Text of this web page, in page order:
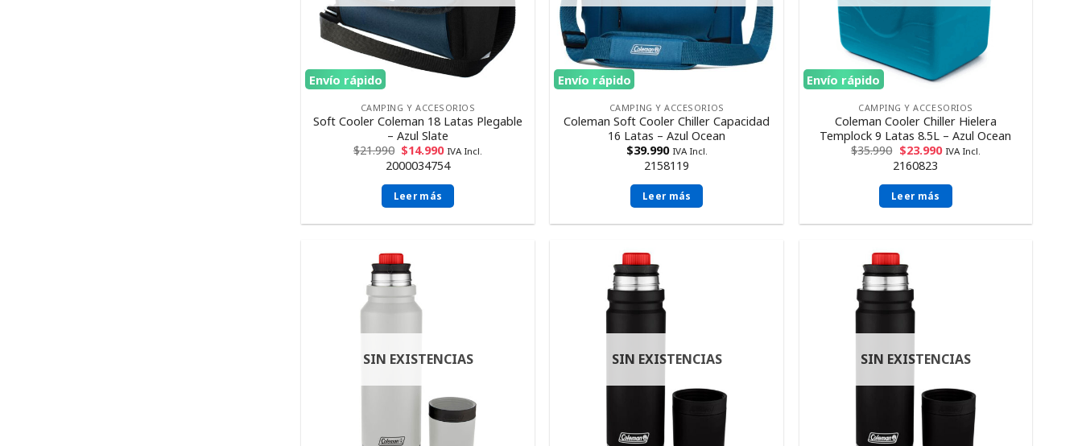
Envío rápido
CAMPING Y ACCESORIOS
Soft Cooler Coleman 18 Latas Plegable
– Azul Slate
$21.990 $14.990 IVA Incl.
2000034754
Leer más
Envío rápido
CAMPING Y ACCESORIOS
Coleman Soft Cooler Chiller Capacidad
16 Latas – Azul Ocean
$39.990 IVA Incl.
2158119
Leer más
Envío rápido
CAMPING Y ACCESORIOS
Coleman Cooler Chiller Hielera
Templock 9 Latas 8.5L – Azul Ocean
$35.990 $23.990 IVA Incl.
2160823
Leer más
SIN EXISTENCIAS SIN EXISTENCIAS SIN EXISTENCIAS